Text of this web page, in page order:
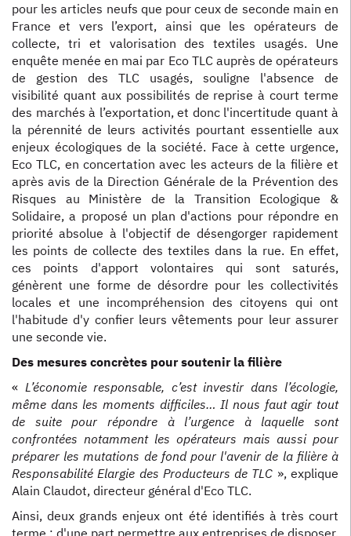
pour les articles neufs que pour ceux de seconde main en
France et vers l’export, ainsi que les opérateurs de
collecte, tri et valorisation des textiles usagés. Une
enquête menée en mai par Eco TLC auprès de opérateurs
de gestion des TLC usagés, souligne l'absence de
visibilité quant aux possibilités de reprise à court terme
des marchés à l’exportation, et donc l'incertitude quant à
la pérennité de leurs activités pourtant essentielle aux
enjeux écologiques de la société. Face à cette urgence,
Eco TLC, en concertation avec les acteurs de la filière et
après avis de la Direction Générale de la Prévention des
Risques au Ministère de la Transition Ecologique &
Solidaire, a proposé un plan d'actions pour répondre en
priorité absolue à l'objectif de désengorger rapidement
les points de collecte des textiles dans la rue. En effet,
ces points d'apport volontaires qui sont saturés,
génèrent une forme de désordre pour les collectivités
locales et une incompréhension des citoyens qui ont
l'habitude d'y confier leurs vêtements pour leur assurer
une seconde vie.
Des mesures concrètes pour soutenir la filière
« L’économie responsable, c’est investir dans l’écologie,
même dans les moments difficiles… Il nous faut agir tout
de suite pour répondre à l’urgence à laquelle sont
confrontées notamment les opérateurs mais aussi pour
préparer les mutations de fond pour l'avenir de la filière à
Responsabilité Elargie des Producteurs de TLC », explique
Alain Claudot, directeur général d'Eco TLC.
Ainsi, deux grands enjeux ont été identifiés à très court
terme : d'une part permettre aux entreprises de disposer,